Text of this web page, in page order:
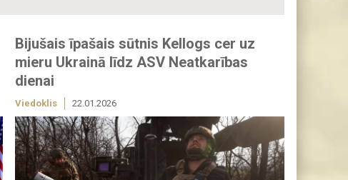
Bijušais īpašais sūtnis Kellogs cer uz
mieru Ukrainā līdz ASV Neatkarības
dienai
Viedoklis 22.01.2026